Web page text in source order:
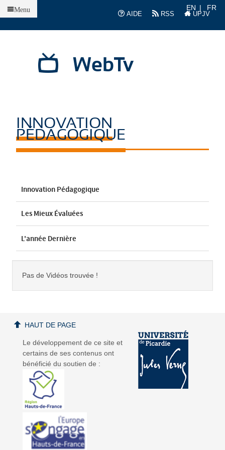
AIDE
RSS UPJV
EN FR
WebTv
Menu
INNOVATION
PÉDAGOGIQUE
Innovation Pédagogique
Les Mieux Évaluées
L'année Dernière
Pas de Vidéos trouvée !
Le développement de ce site et
certains de ses contenus ont
bénéficié du soutien de :
HAUT DE PAGE